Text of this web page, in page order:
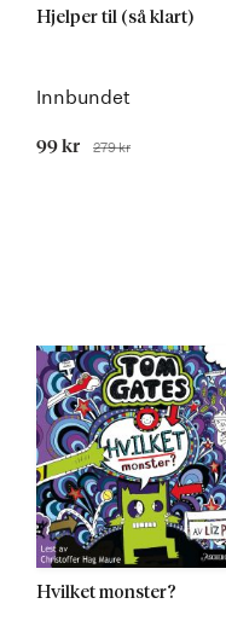
Hjelper til (så klart)
Innbundet
Tilbudspris
99 kr Før
279 kr
Hvilket monster?